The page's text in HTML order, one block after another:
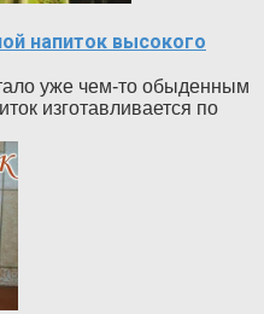
напиток высокого
уже чем-то обыденным
изготавливается по